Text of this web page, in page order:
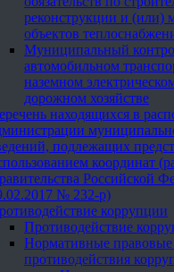
реконструкции и (или)
объектов
Муниципальный
автомобильном
наземном
дорожном хозяйстве
находящихся в
подлежащих
координат
Российской
№ 232-р)
коррупции
Противодействие
Нормативные
противодействия